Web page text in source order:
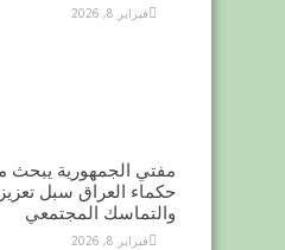
فبراير 8, 2026
مفتي الجمهورية يبحث
حكماء العراق سبل
والتماسك المجتمعي
فبراير 8, 2026